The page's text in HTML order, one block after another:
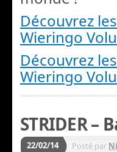
Découvrez
Wieringo
Découvrez
Wieringo
STRIDER –
22/02/14 Posté par